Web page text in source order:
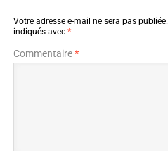
Votre adresse e-mail ne sera pas publiée.
indiqués avec *
Commentaire*